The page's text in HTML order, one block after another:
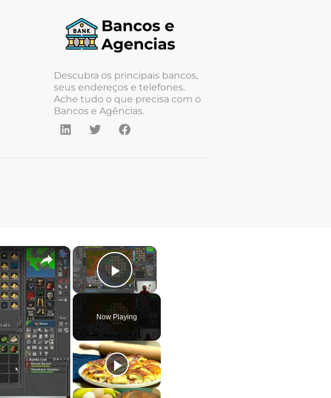
Descubra os principais bancos,
seus endereços e telefones.
Ache tudo o que precisa com o
Bancos e Agências.
×
Play Video
Now Playing
×